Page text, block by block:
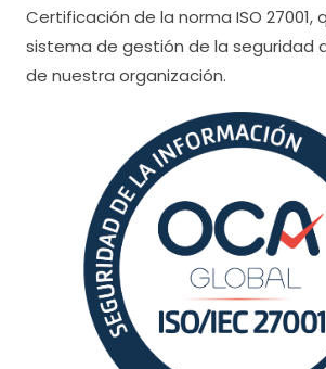
Certificación de la norma ISO 27001,
sistema de gestión de la seguridad
de nuestra organización.